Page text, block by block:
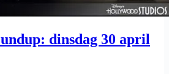
dinsdag 30 april